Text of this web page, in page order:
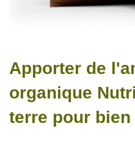
Apporter de
organique
terre pour